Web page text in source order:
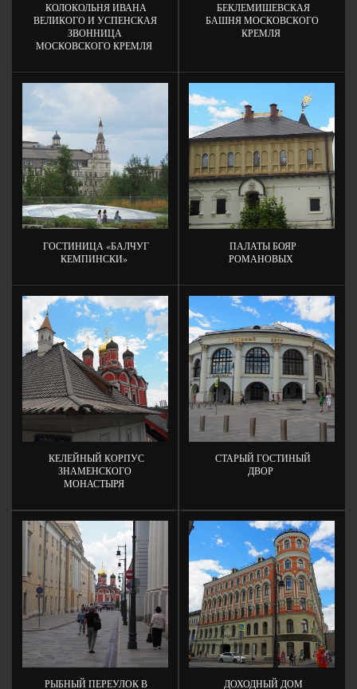
КОЛОКОЛЬНЯ ИВАНА
ВЕЛИКОГО И УСПЕНСКАЯ
ЗВОННИЦА
МОСКОВСКОГО КРЕМЛЯ
БЕКЛЕМИШЕВСКАЯ
БАШНЯ МОСКОВСКОГО
КРЕМЛЯ
ГОСТИНИЦА «БАЛЧУГ
КЕМПИНСКИ»
ПАЛАТЫ БОЯР
РОМАНОВЫХ
КЕЛЕЙНЫЙ КОРПУС
ЗНАМЕНСКОГО
МОНАСТЫРЯ
СТАРЫЙ ГОСТИНЫЙ
ДВОР
РЫБНЫЙ ПЕРЕУЛОК В ДОХОДНЫЙ ДОМ